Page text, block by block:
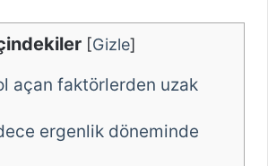
[Gizle]
açan faktörlerden uzak
ergenlik döneminde